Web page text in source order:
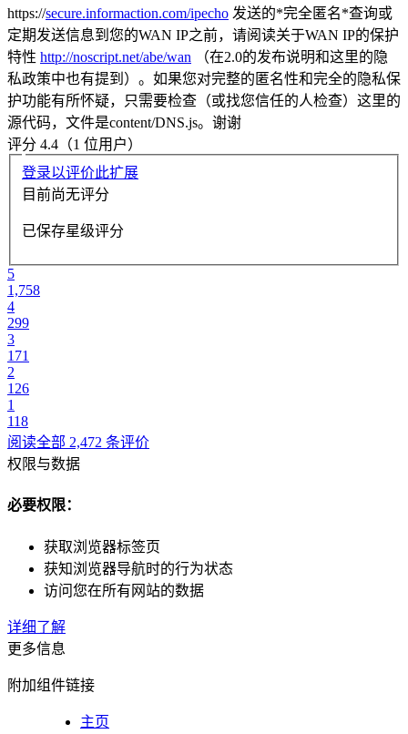
https://secure.informaction.com/ipecho 发送的*完全匿名*查询或
定期发送信息到您的WAN IP之前，请阅读关于WAN IP的保护
特性 http://noscript.net/abe/wan （在2.0的发布说明和这里的隐
私政策中也有提到）。如果您对完整的匿名性和完全的隐私保
护功能有所怀疑，只需要检查（或找您信任的人检查）这里的
源代码，文件是content/DNS.js。谢谢
评分 4.4（1 位用户）
登录以评价此扩展
目前尚无评分
已保存星级评分
5
1,758
4
299
3
171
2
126
1
118
阅读全部 2,472 条评价
权限与数据
必要权限：
获取浏览器标签页
获知浏览器导航时的行为状态
访问您在所有网站的数据
详细了解
更多信息
附加组件链接
主页